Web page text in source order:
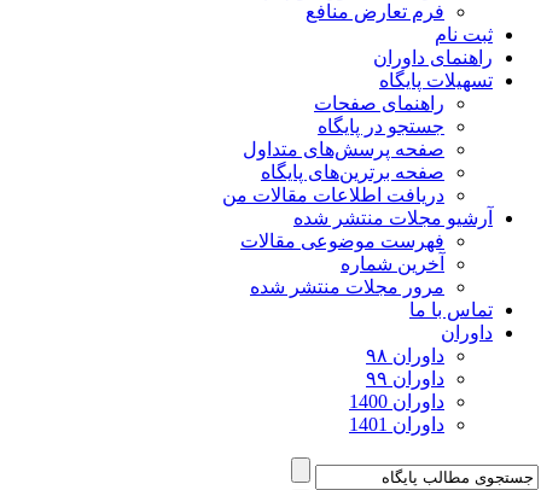
فرم تعارض منافع
ثبت نام
راهنمای داوران
تسهیلات پایگاه
راهنمای صفحات
جستجو در پایگاه
صفحه پرسش‌های متداول
صفحه برترین‌های پایگاه
دریافت اطلاعات مقالات من
آرشیو مجلات منتشر شده
فهرست موضوعی مقالات
آخرین شماره
مرور مجلات منتشر شده
تماس با ما
داوران
داوران ۹۸
داوران ۹۹
داوران 1400
داوران 1401